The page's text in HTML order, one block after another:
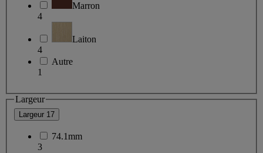
Marron
4
Laiton
4
Autre
1
Largeur
Largeur 17
74.1mm
3